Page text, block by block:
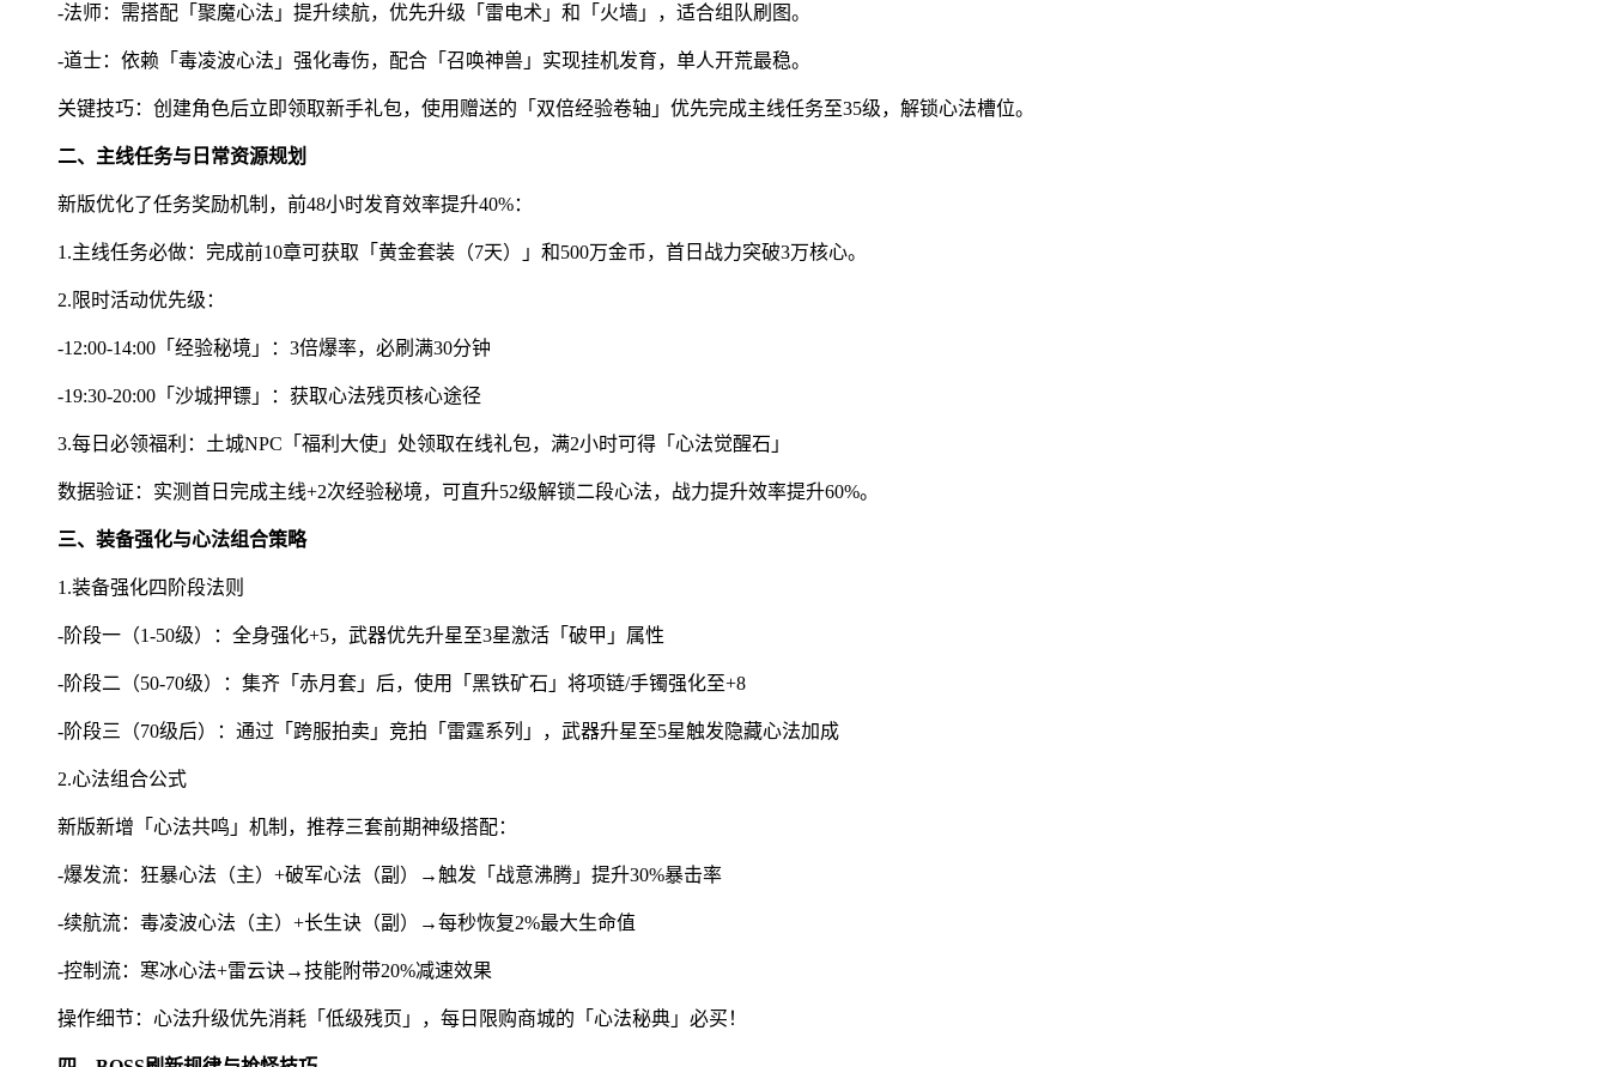
-法师：需搭配「聚魔心法」提升续航，优先升级「雷电术」和「火墙」，适合组队刷图。
-道士：依赖「毒凌波心法」强化毒伤，配合「召唤神兽」实现挂机发育，单人开荒最稳。
关键技巧：创建角色后立即领取新手礼包，使用赠送的「双倍经验卷轴」优先完成主线任务至35级，解锁心法槽位。
二、主线任务与日常资源规划
新版优化了任务奖励机制，前48小时发育效率提升40%：
1.主线任务必做：完成前10章可获取「黄金套装（7天）」和500万金币，首日战力突破3万核心。
2.限时活动优先级：
-12:00-14:00「经验秘境」：3倍爆率，必刷满30分钟
-19:30-20:00「沙城押镖」：获取心法残页核心途径
3.每日必领福利：土城NPC「福利大使」处领取在线礼包，满2小时可得「心法觉醒石」
数据验证：实测首日完成主线+2次经验秘境，可直升52级解锁二段心法，战力提升效率提升60%。
三、装备强化与心法组合策略
1.装备强化四阶段法则
-阶段一（1-50级）：全身强化+5，武器优先升星至3星激活「破甲」属性
-阶段二（50-70级）：集齐「赤月套」后，使用「黑铁矿石」将项链/手镯强化至+8
-阶段三（70级后）：通过「跨服拍卖」竞拍「雷霆系列」，武器升星至5星触发隐藏心法加成
2.心法组合公式
新版新增「心法共鸣」机制，推荐三套前期神级搭配：
-爆发流：狂暴心法（主）+破军心法（副）→触发「战意沸腾」提升30%暴击率
-续航流：毒凌波心法（主）+长生诀（副）→每秒恢复2%最大生命值
-控制流：寒冰心法+雷云诀→技能附带20%减速效果
操作细节：心法升级优先消耗「低级残页」，每日限购商城的「心法秘典」必买！